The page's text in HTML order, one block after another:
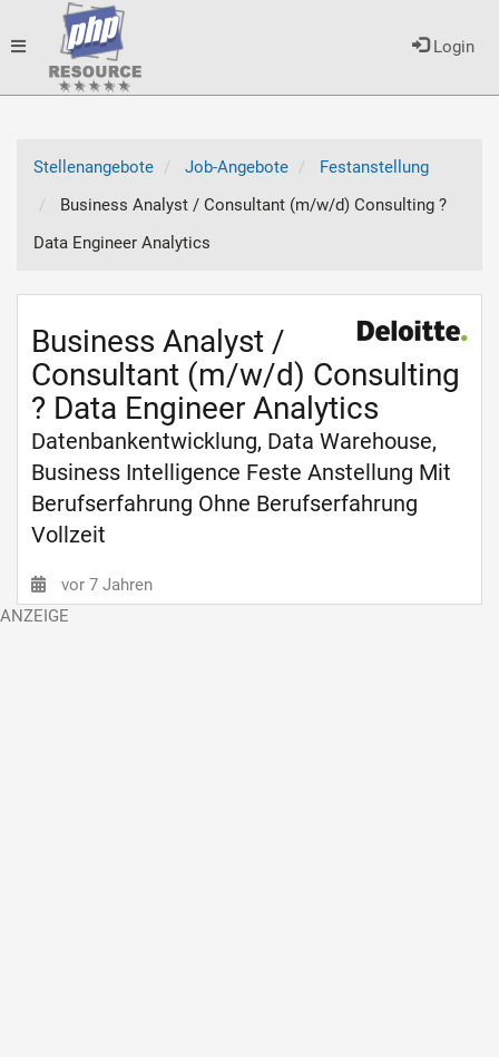
Login
Toggle
Stellenangebote
Job-Angebote
Festanstellung
Business Analyst / Consultant (m/w/d) Consulting ?
Data Engineer Analytics
Business Analyst /
Consultant (m/w/d) Consulting
? Data Engineer Analytics
Datenbankentwicklung, Data Warehouse,
Business Intelligence Feste Anstellung Mit
Berufserfahrung Ohne Berufserfahrung
Vollzeit
vor 7 Jahren